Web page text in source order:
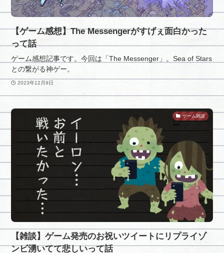
【ゲーム感想】The Messengerがすげぇ面白かった
って話
ゲーム感想記事です。今回は「The Messenger」。Sea of Stars
との繋がる神ゲー。
2023年12月9日
ゲーム雑談
【雑談】ゲーム発売のお祝いツイートにリプライゾ
ンビ湧いてて悲しいって話